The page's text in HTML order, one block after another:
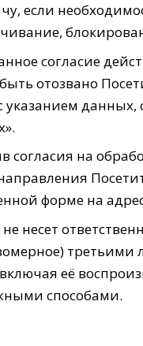
если
согласие
отозвано
указанием
согласия на
форме на
несет
её
способами.